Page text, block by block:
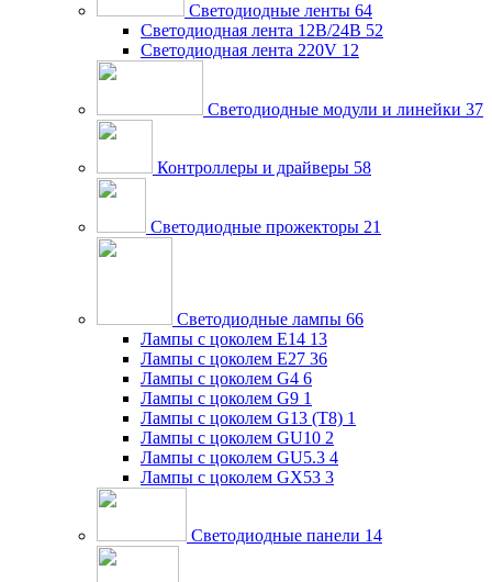
Светодиодные ленты 64
Светодиодная лента 12В/24В 52
Светодиодная лента 220V 12
Светодиодные модули и линейки 37
Контроллеры и драйверы 58
Светодиодные прожекторы 21
Светодиодные лампы 66
Лампы с цоколем E14 13
Лампы с цоколем E27 36
Лампы с цоколем G4 6
Лампы с цоколем G9 1
Лампы с цоколем G13 (Т8) 1
Лампы с цоколем GU10 2
Лампы с цоколем GU5.3 4
Лампы с цоколем GX53 3
Светодиодные панели 14